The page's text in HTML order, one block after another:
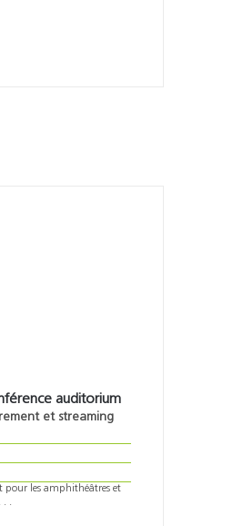
auditorium
et streaming
pour les amphithéâtres et
. .